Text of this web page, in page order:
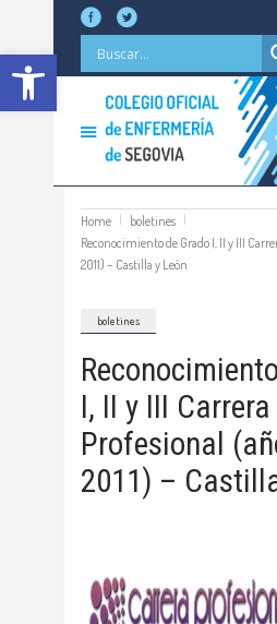
Abrir barra de herramientas
Home
boletines
Reconocimiento de Grado I, II y III
2011) – Castilla y León
boletines
I, II y III Carrera
Profesional
2011) –